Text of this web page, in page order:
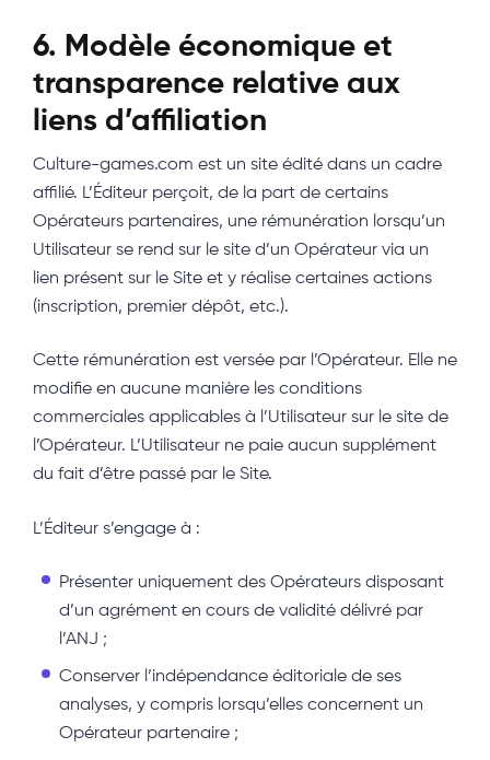
6. Modèle économique et
transparence relative aux
liens d’affiliation
Culture-games.com est un site édité dans un cadre
affilié. L’Éditeur perçoit, de la part de certains
Opérateurs partenaires, une rémunération lorsqu’un
Utilisateur se rend sur le site d’un Opérateur via un
lien présent sur le Site et y réalise certaines actions
(inscription, premier dépôt, etc.).
Cette rémunération est versée par l’Opérateur. Elle ne
modifie en aucune manière les conditions
commerciales applicables à l’Utilisateur sur le site de
l’Opérateur. L’Utilisateur ne paie aucun supplément
du fait d’être passé par le Site.
L’Éditeur s’engage à :
Présenter uniquement des Opérateurs disposant
d’un agrément en cours de validité délivré par
l’ANJ ;
Conserver l’indépendance éditoriale de ses
analyses, y compris lorsqu’elles concernent un
Opérateur partenaire ;